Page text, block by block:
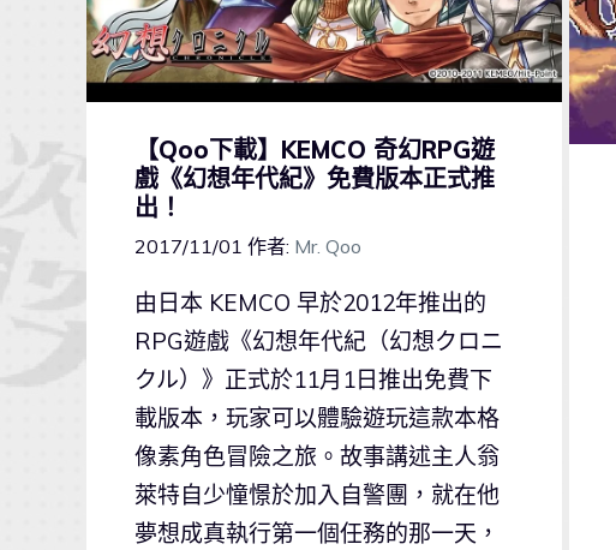
【Qoo下載】KEMCO 奇幻RPG遊
戲《幻想年代紀》免費版本正式推
出！
2017/11/01 作者: Mr. Qoo
由日本 KEMCO 早於2012年推出的
RPG遊戲《幻想年代紀（幻想クロニ
クル）》正式於11月1日推出免費下
載版本，玩家可以體驗遊玩這款本格
像素角色冒險之旅。故事講述主人翁
萊特自少憧憬於加入自警團，就在他
夢想成真執行第一個任務的那一天，